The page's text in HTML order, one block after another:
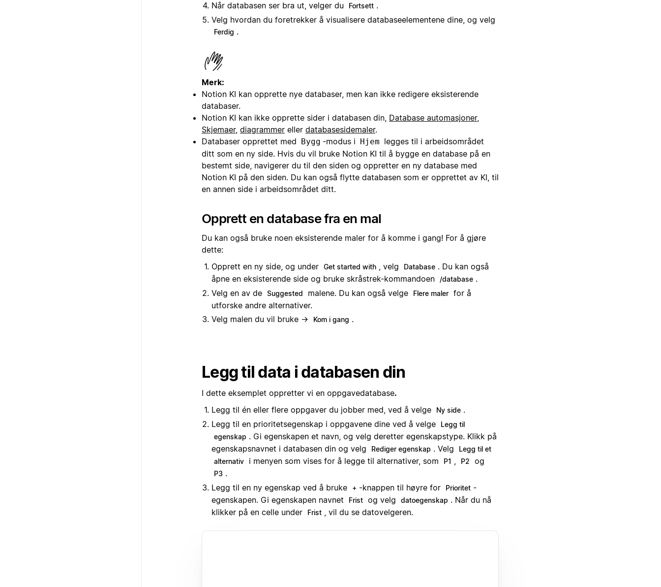
Når databasen ser bra ut, velger du
Fortsett .
Velg hvordan du foretrekker å visualisere databaseelementene dine, og velg
Ferdig .
Merk:
Notion KI kan opprette nye databaser, men kan ikke redigere eksisterende
databaser.
Notion KI kan ikke opprette sider i databasen din, Database automasjoner,
Skjemaer, diagrammer eller databasesidemaler.
Databaser opprettet med
Bygg -modus i Hjem legges til i arbeidsområdet
ditt som en ny side. Hvis du vil bruke Notion KI til å bygge en database på en
bestemt side, navigerer du til den siden og oppretter en ny database med
Notion KI på den siden. Du kan også flytte databasen som er opprettet av KI, til
en annen side i arbeidsområdet ditt.
Opprett en database fra en mal
Du kan også bruke noen eksisterende maler for å komme i gang! For å gjøre
dette:
Opprett en ny side, og under Get started with , velg Database . Du kan også
åpne en eksisterende side og bruke skråstrek-kommandoen
/database .
Velg en av de Suggested malene. Du kan også velge Flere maler for å
utforske andre alternativer.
Velg malen du vil bruke →
Kom i gang .
Legg til data i databasen din
I dette eksemplet oppretter vi en oppgavedatabase.
Legg til én eller flere oppgaver du jobber med, ved å velge
Ny side .
Legg til en prioritetsegenskap i oppgavene dine ved å velge
Legg til
egenskap . Gi egenskapen et navn, og velg deretter egenskapstype. Klikk på
egenskapsnavnet i databasen din og velg
Rediger egenskap . Velg
Legg til et
alternativ
i menyen som vises for å legge til alternativer, som P1 , P2 og
P3 .
Legg til en ny egenskap ved å bruke
+ -knappen til høyre for Prioritet -
egenskapen. Gi egenskapen navnet
Frist og velg datoegenskap . Når du nå
klikker på en celle under
Frist , vil du se datovelgeren.